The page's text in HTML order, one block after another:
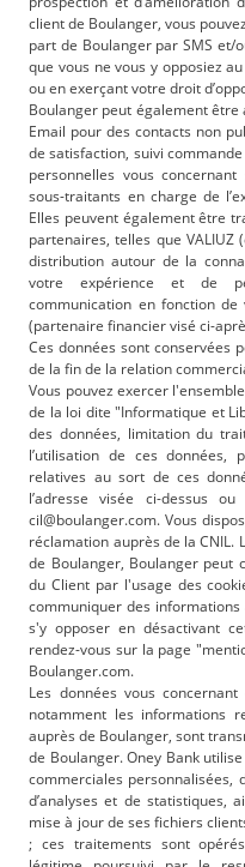
client de Boulanger, vous
part de Boulanger par SMS et/
que vous ne vous y opposiez
ou en exerçant votre droit
Boulanger peut également être
Email pour des contacts non
de satisfaction, suivi commande
personnelles vous
sous-traitants en charge de
Elles peuvent également être
partenaires, telles que VALIUZ
distribution autour de la
votre expérience et de
communication en fonction de
(partenaire financier visé ci-
Ces données sont conservées
de la fin de la relation
Vous pouvez exercer
de la loi dite "Informatique et
des données, limitation du
l’utilisation de ces données,
relatives au sort de ces
l’adresse visée ci-dessus
cil@boulanger.com. Vous
réclamation auprès de la CNIL.
de Boulanger, Boulanger peut
du Client par l'usage des
communiquer des
s'y opposer en désactivant
rendez-vous sur la page
Boulanger.com.
Les données vous
notamment les informations
auprès de Boulanger, sont
de Boulanger. Oney Bank
commerciales personnalisées,
d’analyses et de statistiques,
mise à jour de ses fichiers
; ces traitements sont